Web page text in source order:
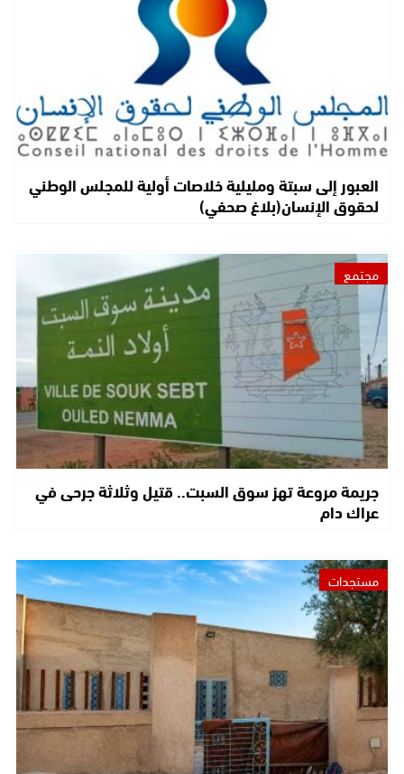
العبور إلى سبتة ومليلية خلاصات أولية للمجلس الوطني
لحقوق الإنسان(بلاغ صحفي)
مجتمع
جريمة مروعة تهز سوق السبت.. قتيل وثلاثة جرحى في
عراك دام
مستجدات